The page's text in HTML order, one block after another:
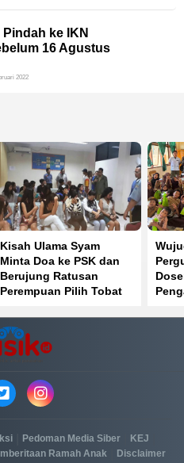
ke IKN
16 Agustus
2022
Kisah Ulama Syam
Minta Doa ke PSK dan
Berujung Ratusan
Perempuan Pilih Tobat
Pedoman Media Siber KEJ
Ramah Anak Disclaimer